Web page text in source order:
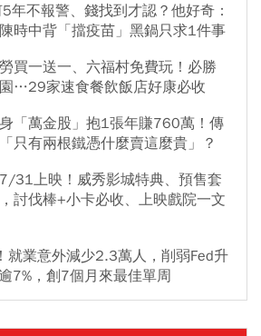
年不報警、錢找到才認？他好奇：
時中背「擋疫苗」黑鍋只求1件事
買一送一、六福村免費玩！必勝
…29家速食餐飲飯店好康必收
「萬金股」抱1張年賺760萬！傳
只有兩根鐵憑什麼賣這麼貴」？
7/31上映！威秀影城特典、預售套
討伐棒+小卡必收、上映戲院一文
就業意外減少2.3萬人，削弱Fed升
7%，創7個月來最佳單周